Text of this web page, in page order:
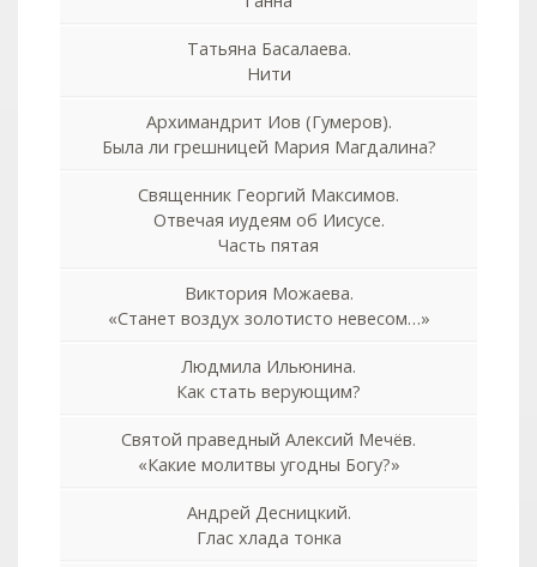
Татьяна Басалаева.
Нити
Архимандрит Иов (Гумеров).
Была ли грешницей Мария Магдалина?
Священник Георгий Максимов.
Отвечая иудеям об Иисусе.
Часть пятая
Виктория Можаева.
«Станет воздух золотисто невесом…»
Людмила Ильюнина.
Как стать верующим?
Святой праведный Алексий Мечёв.
«Какие молитвы угодны Богу?»
Андрей Десницкий.
Глас хлада тонка